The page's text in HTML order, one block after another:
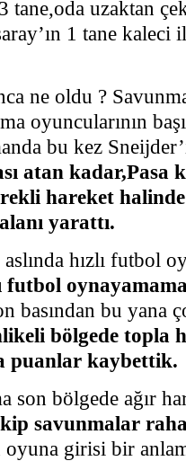
tane,oda uzaktan
1 tane kaleci
ne oldu ?
oyuncularının
bu kez
atan kadar,Pasa
hareket
yarattı.
hızlı futbol
futbol
basından bu yana
bölgede topla
puanlar kaybettik.
son bölgede ağır
savunmalar
oyuna girisi bir